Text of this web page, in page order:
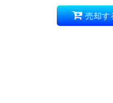
売却す